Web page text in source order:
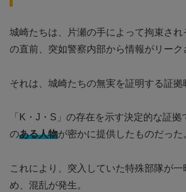
城崎たちは、片瀬の手によって拘束され
の直前、突如警察内部から情報がリーク
それは、城崎たちの無実を証明する証拠
「K・J・S」の存在を示す決定的な証
のある人物が密かに提供したものだった
これにより、突入していた特殊部隊が一
め、混乱が発生。